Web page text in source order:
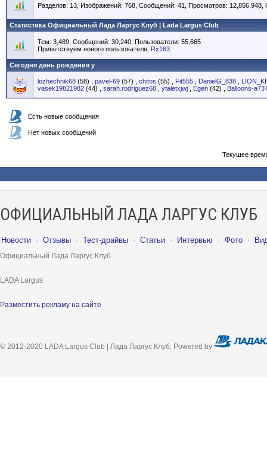
Разделов: 13, Изображений: 768, Сообщений: 41, Просмотров:
Статистика Официальный Лада Ларгус Клуб | Lada Largus Club
Тем: 3,489, Сообщений: 30,240, Пользователи: 55,665
Приветствуем нового пользователя, Rx163
Сегодня день рождения у
lozhechnik68 (58) pavel-69 (57) chitos (55) Fit555 DanielG_838
vasek19821982 (44) sarah.rodriguez68 ytaletxjwj Egen (42) Balloons-
Есть новые сообщения
Нет новых сообщений
Текущее
ОФИЦИАЛЬНЫЙ ЛАДА ЛАРГУС КЛУБ
Новости · Отзывы · Тест-драйвы · Статьи · Интервью · Фото ·
Официальный Лада Ларгус Клуб
LADA Largus
Разместить рекламу на сайте
© 2012-2020 LADA Largus Club | Лада Ларгус Клуб. Powered by